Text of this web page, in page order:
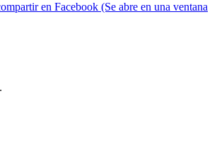
en Facebook (Se abre en una ventana